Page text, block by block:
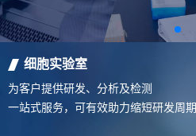
细胞实验室
为客户提供研发、分析及检测
一站式服务，可有效助力缩短研发周期